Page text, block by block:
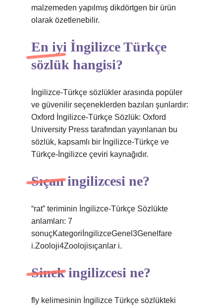
malzemeden yapılmış dikdörtgen bir ürün
olarak özetlenebilir.
En iyi İngilizce Türkçe
sözlük hangisi?
İngilizce-Türkçe sözlükler arasında popüler
ve güvenilir seçeneklerden bazıları şunlardır:
Oxford İngilizce-Türkçe Sözlük: Oxford
University Press tarafından yayınlanan bu
sözlük, kapsamlı bir İngilizce-Türkçe ve
Türkçe-İngilizce çeviri kaynağıdır.
Sıçan ingilizcesi ne?
“rat” teriminin İngilizce-Türkçe Sözlükte
anlamları: 7
sonuçKategoriİngilizceGenel3Genelfare
i.Zooloji4Zoolojisıçanlar i.
Sinek ingilizcesi ne?
fly kelimesinin İngilizce Türkçe sözlükteki